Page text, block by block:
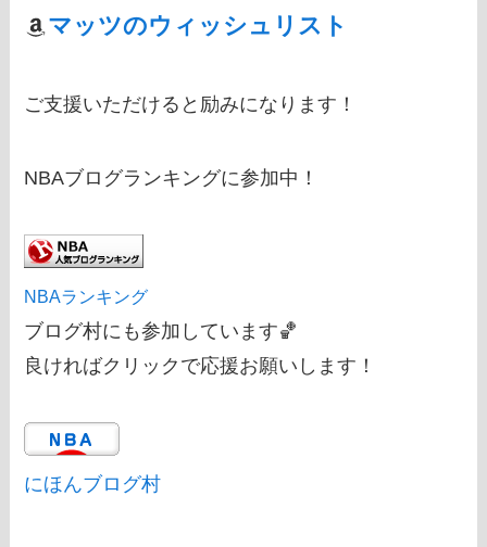
マッツのウィッシュリスト
ご支援いただけると励みになります！
NBAブログランキングに参加中！
NBAランキング
ブログ村にも参加しています🏀
良ければクリックで応援お願いします！
にほんブログ村